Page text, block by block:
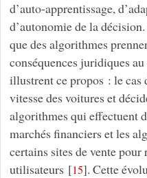
d’auto-apprentissage,
d’autonomie de la
que des algorithmes
conséquences juridiques
illustrent ce propos : le cas
vitesse des voitures et
algorithmes qui effectuent
marchés financiers et les
certains sites de vente
utilisateurs [15]. Cette